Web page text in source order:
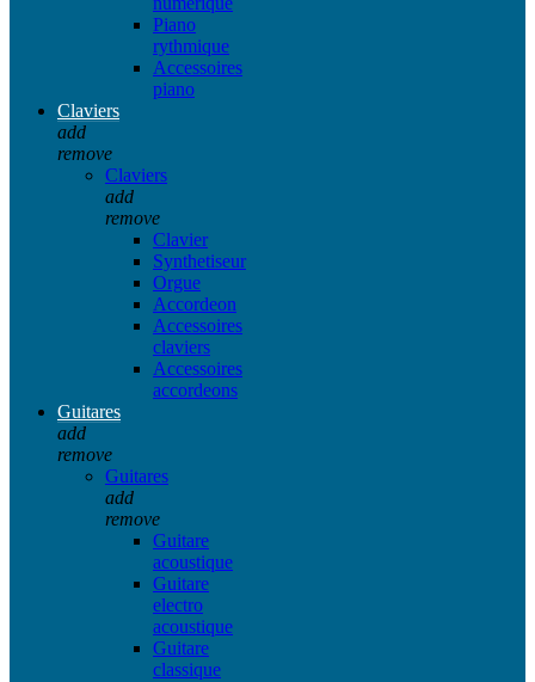
Piano
rythmique
Accessoires
piano
Claviers
add
remove
Claviers
add
remove
Clavier
Synthetiseur
Orgue
Accordeon
Accessoires
claviers
Accessoires
accordeons
Guitares
add
remove
Guitares
add
remove
Guitare
acoustique
Guitare
electro
acoustique
Guitare
classique